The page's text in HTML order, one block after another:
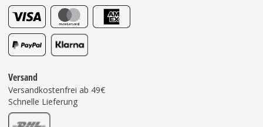
Versand
Versandkostenfrei ab 49€
Schnelle Lieferung